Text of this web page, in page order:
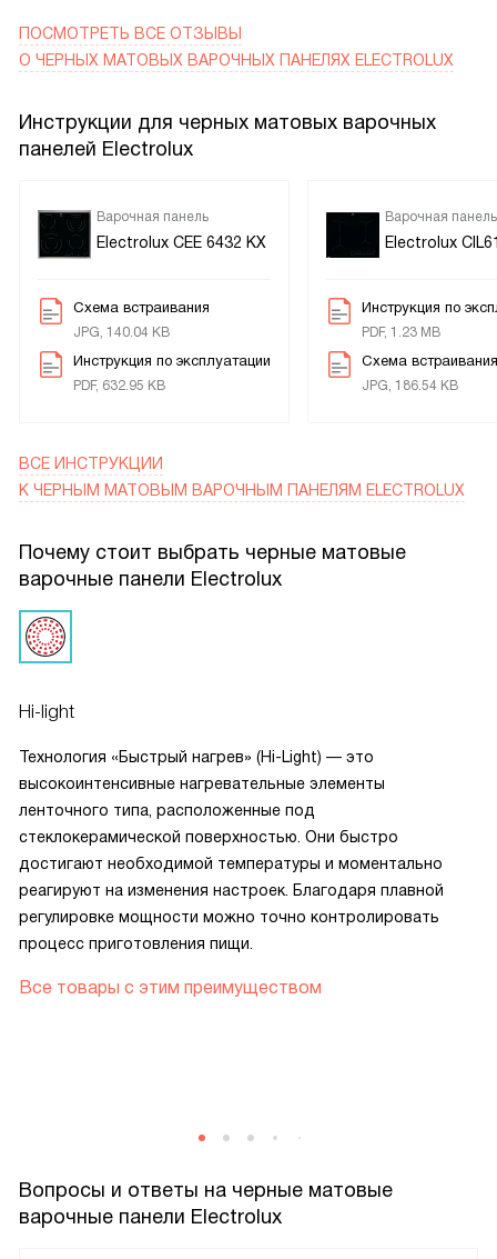
быстрого разогрева выручает, когда нужно быстро
вскипятить воду или разогреть сковороду, а режим
Stop&Go удобно использовать, если нужно на короткое
понравилась индикация остаточного тепла — видно,
какие зоны ещё горячие, это добавляет безопасности.
незаметно и удобно: вытяжка автоматически
подстраивается под режим приготовления, и кухонный
воздух становится чище без лишних манипуляций.
ПОСМОТРЕТЬ ВСЕ ОТЗЫВЫ
О ЧЕРНЫХ МАТОВЫХ ВАРОЧНЫХ ПАНЕЛЯХ ELECTROLUX
Инструкции для черных матовых варочных
панелей Electrolux
Варочная панель
Electrolux CEE 6432 KX
Схема встраивания
JPG, 140.04 KB
Инструкция по эксплуатации
PDF, 632.95 KB
Варочная панель
Electrolux
Инструкция по
PDF, 1.23 MB
Схема встраивания
JPG, 186.54 KB
ВСЕ ИНСТРУКЦИИ
К ЧЕРНЫМ МАТОВЫМ ВАРОЧНЫМ ПАНЕЛЯМ ELECTROLUX
Почему стоит выбрать черные матовые
варочные панели Electrolux
Hi-light
Технология «Быстрый нагрев» (Hi-Light) — это
высокоинтенсивные нагревательные элементы
ленточного типа, расположенные под
стеклокерамической поверхностью. Они быстро
достигают необходимой температуры и моментально
реагируют на изменения настроек. Благодаря плавной
регулировке мощности можно точно контролировать
процесс приготовления пищи.
Все товары с этим преимуществом
Вопросы и ответы на черные матовые
варочные панели Electrolux